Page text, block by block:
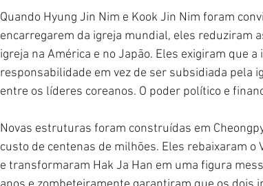
Quando Hyung Jin Nim e Kook Jin Nim foram
encarregarem da igreja mundial, eles reduziram
igreja na América e no Japão. Eles exigiram que
responsabilidade em vez de ser subsidiada pela
entre os líderes coreanos. O poder político e
Novas estruturas foram construídas em
custo de centenas de milhões. Eles rebaixaram o
e transformaram Hak Ja Han em uma figura